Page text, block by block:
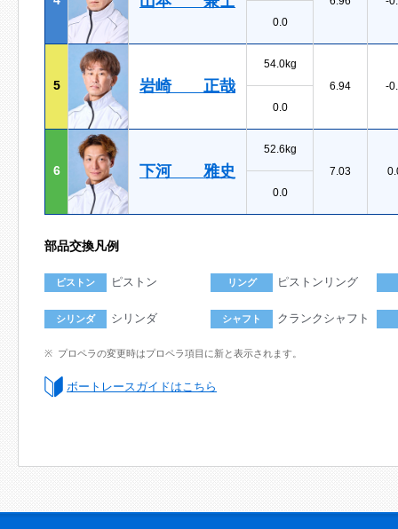
0.0
5 岩崎 正哉
54.0kg
6.94
-
0.0
6 下河 雅史
52.6kg
7.03
0.0
部品交換凡例
ピストン ピストン リング ピストンリング
シリンダ シリンダ シャフト クランクシャフト
プロペラの変更時はプロペラ項目に新と表示されます。
ボートレースガイドはこちら